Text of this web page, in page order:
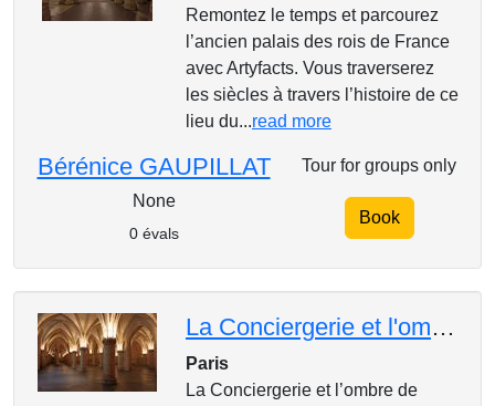
Remontez le temps et parcourez
l’ancien palais des rois de France
avec Artyfacts. Vous traverserez
les siècles à travers l’histoire de ce
lieu du...read more
Bérénice GAUPILLAT
None
0 évals
Tour for groups only
Book
La Conciergerie et l'ombre de Marie-Antoinette
Paris
La Conciergerie et l’ombre de